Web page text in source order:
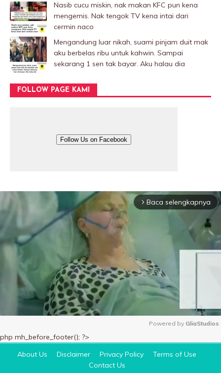
Nasib cucu miskin, nak makan KFC pun kena
mengemis. Nak tengok TV kena intai dari
cermin naco
Mengandung luar nikah, suami pinjam duit mak
aku berbelas ribu untuk kahwin. Sampai
sekarang 1 sen tak bayar. Aku halau dia
FOLLOW PAGE KAMI
Follow Us on Facebook
arrow_forward_ios Baca selengkapnya
M
u
Powered by GliaStudios
php mh_before_footer(); ?>
About Us
Disclaimer Privacy Policy
Terms of Use
Contact Us